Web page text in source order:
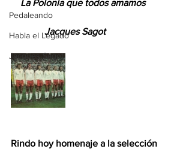
Pedaleando
Habla el Legado
Jacques Sagot
    La Polonia que todos amamos
              Jacques Sagot
Rindo hoy homenaje a la selección